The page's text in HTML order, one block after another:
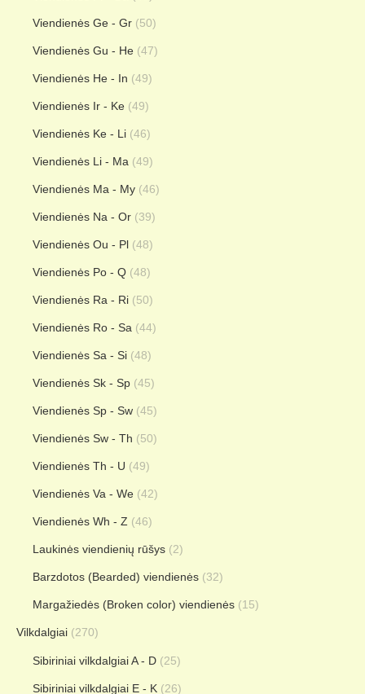
Viendienės Ge - Gr (50)
Viendienės Gu - He (47)
Viendienės He - In (49)
Viendienės Ir - Ke (49)
Viendienės Ke - Li (46)
Viendienės Li - Ma (49)
Viendienės Ma - My (46)
Viendienės Na - Or (39)
Viendienės Ou - Pl (48)
Viendienės Po - Q (48)
Viendienės Ra - Ri (50)
Viendienės Ro - Sa (44)
Viendienės Sa - Si (48)
Viendienės Sk - Sp (45)
Viendienės Sp - Sw (45)
Viendienės Sw - Th (50)
Viendienės Th - U (49)
Viendienės Va - We (42)
Viendienės Wh - Z (46)
Laukinės viendienių rūšys (2)
Barzdotos (Bearded) viendienės (32)
Margažiedės (Broken color) viendienės (15)
Vilkdalgiai (270)
Sibiriniai vilkdalgiai A - D (25)
Sibiriniai vilkdalgiai E - K (26)